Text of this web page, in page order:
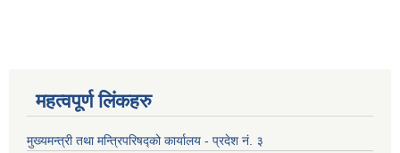
महत्वपूर्ण लिंकहरु
मुख्यमन्त्री तथा मन्त्रिपरिषद्को कार्यालय - प्रदेश नं. ३